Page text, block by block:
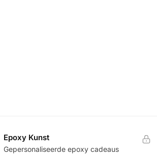
Epoxy Kunst
Gepersonaliseerde epoxy cadeaus